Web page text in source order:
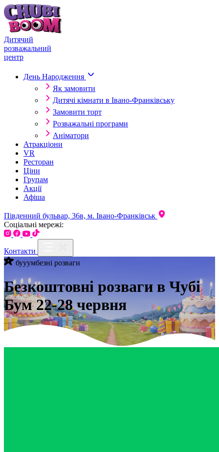
Skip to content
Дитячий
розважальний
центр
День Народження
Як замовити
Дитячі кімнати в Івано-Франківську
Замовити торт
Розважальні програми
Аніматори
Атракціони
VR
Ресторан
Ціни
Групам
Акції
Афіша
Південний бульвар, 36в, м. Івано-Франківськ
Соціальні мережі:
Контакти
бууумбезні розваги
Безкоштовні розваги в Чубі
Бум 22-28 червня